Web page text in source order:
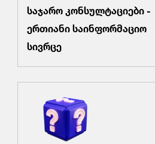
საჯარო კონსულტაციები -
ერთიანი საინფორმაციო
სივრცე